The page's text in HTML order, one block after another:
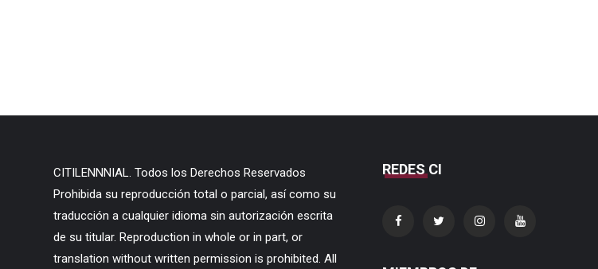
CITILENNNIAL. Todos los Derechos Reservados
Prohibida su reproducción total o parcial, así como su
traducción a cualquier idioma sin autorización escrita
de su titular. Reproduction in whole or in part, or
translation without written permission is prohibited. All
REDES CI